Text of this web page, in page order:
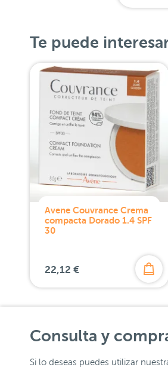
Te puede
Avene Couvrance Crema
compacta Dorado 1.4 SPF
30
22,12 €
Consulta y
Si lo deseas puedes utilizar